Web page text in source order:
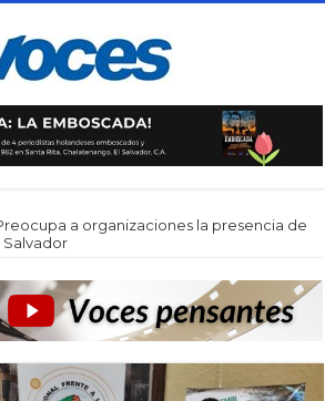
a organizaciones la presencia de
Salvador